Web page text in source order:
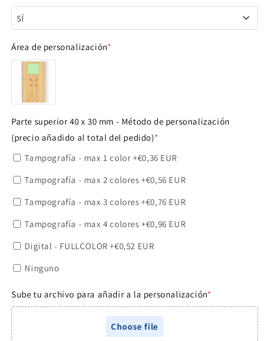
SÍ
SÍ
NO
Área de personalización*
Parte superior 40 x 30 mm - Método de personalización
(precio añadido al total del pedido)*
Tampografía - max 1 color +€0,36 EUR
Tampografía - max 2 colores +€0,56 EUR
Tampografía - max 3 colores +€0,76 EUR
Tampografía - max 4 colores +€0,96 EUR
Digital - FULLCOLOR +€0,52 EUR
Ninguno
Sube tu archivo para añadir a la personalización*
Choose file